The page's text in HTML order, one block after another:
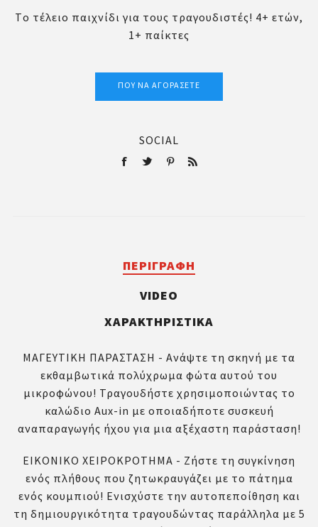
Tο τέλειο παιχνίδι για τους τραγουδιστές! 4+ ετών,
1+ παίκτες
ΠΟΎ ΝΑ ΑΓΟΡΆΣΕΤΕ
SOCIAL
ΠΕΡΙΓΡΑΦΉ
VIDEO
ΧΑΡΑΚΤΗΡΙΣΤΙΚΆ
ΜΑΓΕΥΤΙΚΗ ΠΑΡΑΣΤΑΣΗ - Ανάψτε τη σκηνή με τα
εκθαμβωτικά πολύχρωμα φώτα αυτού του
μικροφώνου! Τραγουδήστε χρησιμοποιώντας το
καλώδιο Aux-in με οποιαδήποτε συσκευή
αναπαραγωγής ήχου για μια αξέχαστη παράσταση!
ΕΙΚΟΝΙΚΟ ΧΕΙΡΟΚΡΟΤΗΜΑ - Ζήστε τη συγκίνηση
ενός πλήθους που ζητωκραυγάζει με το πάτημα
ενός κουμπιού! Ενισχύστε την αυτοπεποίθηση και
τη δημιουργικότητα τραγουδώντας παράλληλα με 5